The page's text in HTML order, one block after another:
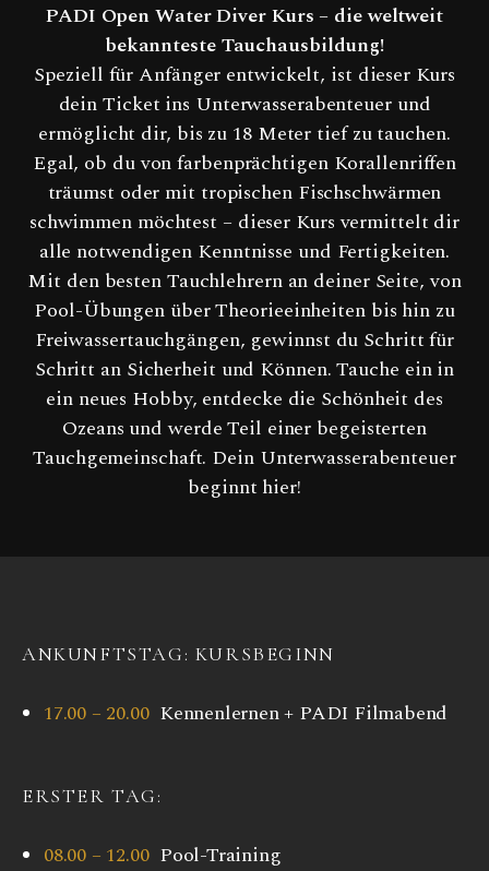
PADI Open Water Diver Kurs – die weltweit
bekannteste Tauchausbildung!
Speziell für Anfänger entwickelt, ist dieser Kurs
dein Ticket ins Unterwasserabenteuer und
ermöglicht dir, bis zu 18 Meter tief zu tauchen.
Egal, ob du von farbenprächtigen Korallenriffen
träumst oder mit tropischen Fischschwärmen
schwimmen möchtest – dieser Kurs vermittelt dir
alle notwendigen Kenntnisse und Fertigkeiten.
Mit den besten Tauchlehrern an deiner Seite, von
Pool-Übungen über Theorieeinheiten bis hin zu
Freiwassertauchgängen, gewinnst du Schritt für
Schritt an Sicherheit und Können. Tauche ein in
ein neues Hobby, entdecke die Schönheit des
Ozeans und werde Teil einer begeisterten
Tauchgemeinschaft. Dein Unterwasserabenteuer
beginnt hier!
ANKUNFTSTAG: KURSBEGINN
17.00 – 20.00 Kennenlernen + PADI Filmabend
ERSTER TAG:
08.00 – 12.00 Pool-Training